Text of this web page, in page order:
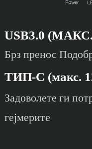
USB3.0
Брз пренос
ТИП-C (макс.
Задоволете ги
гејмерите